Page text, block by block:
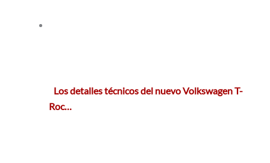
Los detalles técnicos del nuevo Volkswagen T-
Roc…